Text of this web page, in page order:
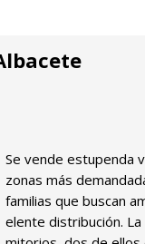
Se vende estupenda
zonas más
familias que buscan
elente distribución.